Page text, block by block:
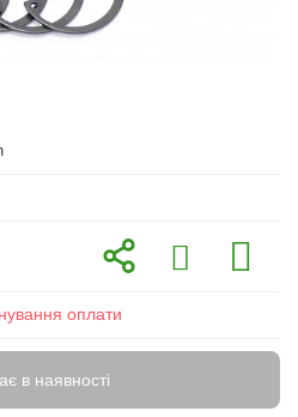
оплати
в наявності